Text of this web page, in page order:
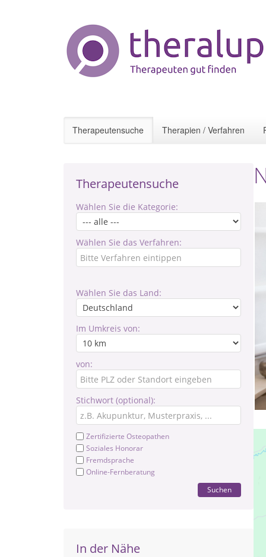
Therapeutensuche Therapien / Verfahren
Therapeutensuche
Wählen Sie die Kategorie:
Wählen Sie das Verfahren:
Wählen Sie das Land:
Im Umkreis von:
von:
Stichwort (optional):
Zertifizierte Osteopathen
Soziales Honorar
Fremdsprache
Online-Fernberatung
Suchen
In der Nähe